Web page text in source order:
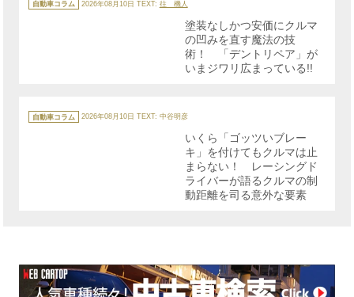
テ
ゴ
自動車コラム 2026年08月10日 TEXT: 往 機人
塗装なしかつ安価にクルマ
の凹みを直す魔法の技
術！ 「デントリペア」が
いまジワリ広まっている!!
テ
ゴ
自動車コラム 2026年08月10日 TEXT: 中谷明彦
いくら「ゴッツいブレー
キ」を付けてもクルマは止
まらない！ レーシングド
ライバーが語るクルマの制
動距離を司る意外な要素